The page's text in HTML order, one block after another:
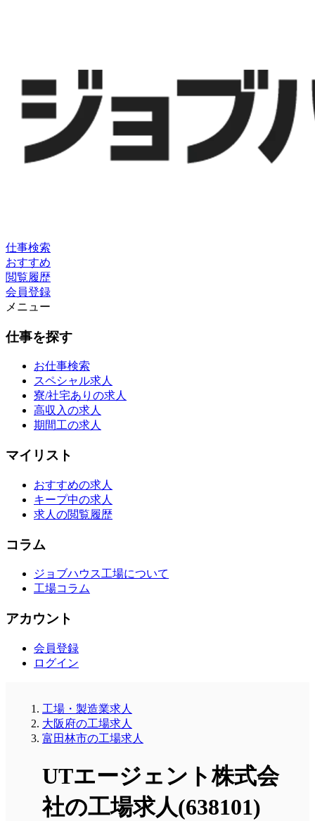
仕事検索
おすすめ
閲覧履歴
会員登録
メニュー
仕事を探す
お仕事検索
スペシャル求人
寮/社宅ありの求人
高収入の求人
期間工の求人
マイリスト
おすすめの求人
キープ中の求人
求人の閲覧履歴
コラム
ジョブハウス工場について
工場コラム
アカウント
会員登録
ログイン
工場・製造業求人
大阪府の工場求人
富田林市の工場求人
UTエージェント株式会
社の工場求人(638101)